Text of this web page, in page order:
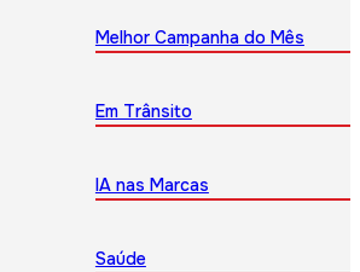
Melhor Campanha do Mês
Em Trânsito
IA nas Marcas
Saúde